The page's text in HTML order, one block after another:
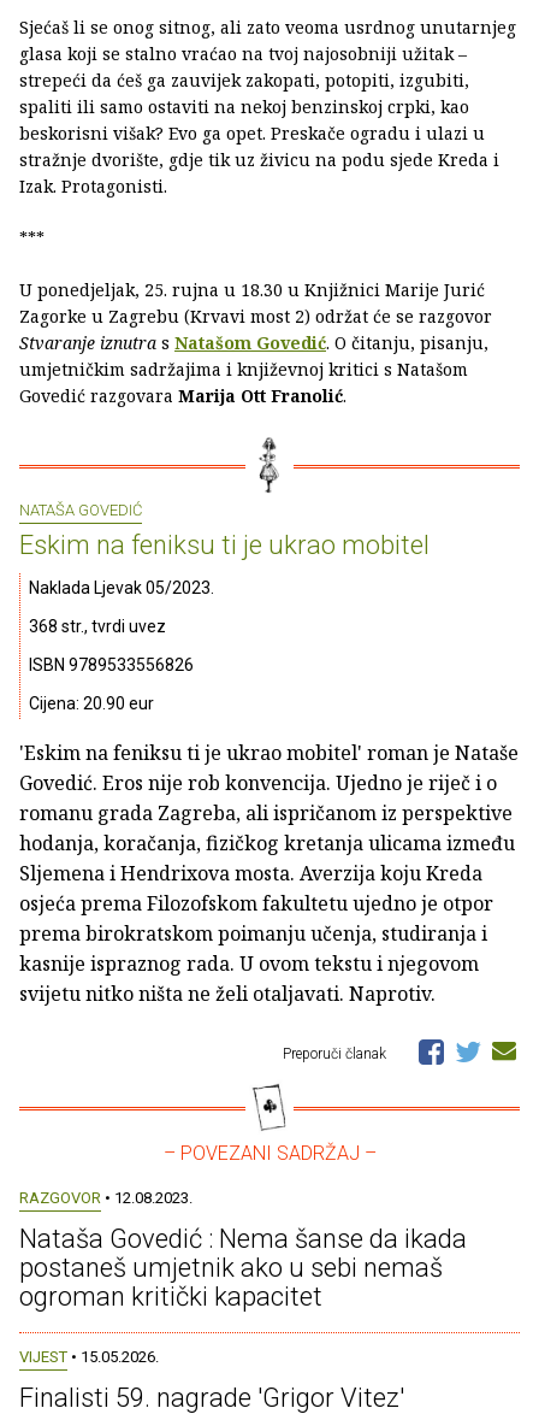
Sjećaš li se onog sitnog, ali zato veoma usrdnog unutarnjeg
glasa koji se stalno vraćao na tvoj najosobniji užitak –
strepeći da ćeš ga zauvijek zakopati, potopiti, izgubiti,
spaliti ili samo ostaviti na nekoj benzinskoj crpki, kao
beskorisni višak? Evo ga opet. Preskače ogradu i ulazi u
stražnje dvorište, gdje tik uz živicu na podu sjede Kreda i
Izak. Protagonisti.
***
U ponedjeljak, 25. rujna u 18.30 u Knjižnici Marije Jurić
Zagorke u Zagrebu (Krvavi most 2) održat će se razgovor
Stvaranje iznutra s Natašom Govedić. O čitanju, pisanju,
umjetničkim sadržajima i književnoj kritici s Natašom
Govedić razgovara Marija Ott Franolić.
NATAŠA GOVEDIĆ
Eskim na feniksu ti je ukrao mobitel
Naklada Ljevak 05/2023.
368 str., tvrdi uvez
ISBN 9789533556826
Cijena: 20.90 eur
'Eskim na feniksu ti je ukrao mobitel' roman je Nataše
Govedić. Eros nije rob konvencija. Ujedno je riječ i o
romanu grada Zagreba, ali ispričanom iz perspektive
hodanja, koračanja, fizičkog kretanja ulicama između
Sljemena i Hendrixova mosta. Averzija koju Kreda
osjeća prema Filozofskom fakultetu ujedno je otpor
prema birokratskom poimanju učenja, studiranja i
kasnije ispraznog rada. U ovom tekstu i njegovom
svijetu nitko ništa ne želi otaljavati. Naprotiv.
Preporuči članak
– POVEZANI SADRŽAJ –
RAZGOVOR • 12.08.2023.
Nataša Govedić : Nema šanse da ikada
postaneš umjetnik ako u sebi nemaš
ogroman kritički kapacitet
VIJEST • 15.05.2026.
Finalisti 59. nagrade 'Grigor Vitez'